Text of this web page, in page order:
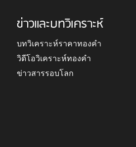
ข่าวและบทวิเคราะห์
บทวิเคราะห์ราคาทองคำ
วิดีโอวิเคราะห์ทองคำ
ข่าวสารรอบโลก